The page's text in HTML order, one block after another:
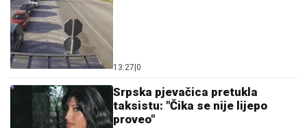
13:27 0
Srpska pjevačica pretukla
taksistu: "Čika se nije lijepo
proveo"